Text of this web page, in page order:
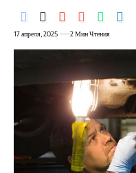
17 апреля, 2025 2 Мин Чтения